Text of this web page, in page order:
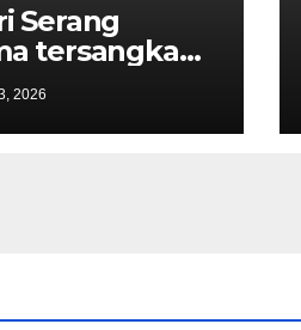
Serang
tersangka
Kasus
jual beli
goreng
2026